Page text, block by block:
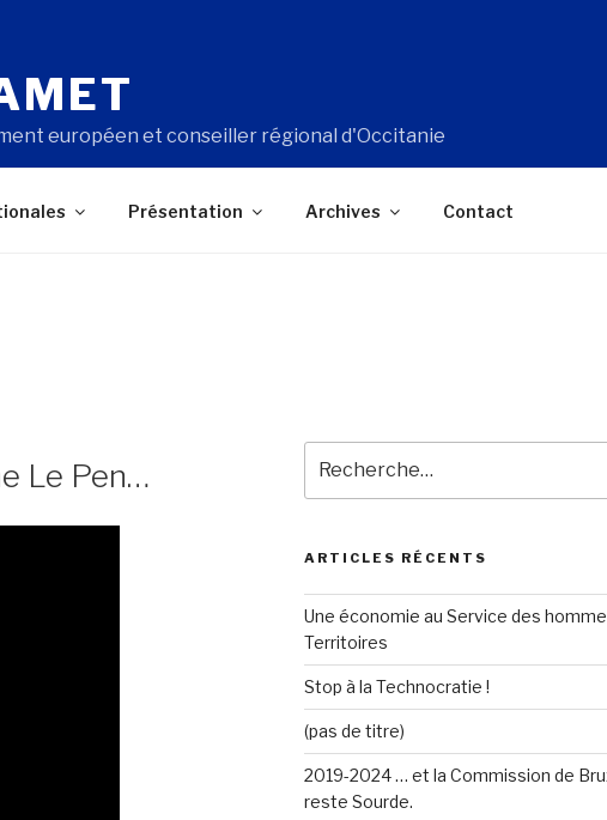
européen et conseiller régional d'Occitanie
Présentation Archives Contact
Le Pen…
pour
ARTICLES RÉCENTS
Une économie au Service des
Territoires
Stop à la Technocratie !
(pas de titre)
2019-2024 … et la Commission de
reste Sourde.